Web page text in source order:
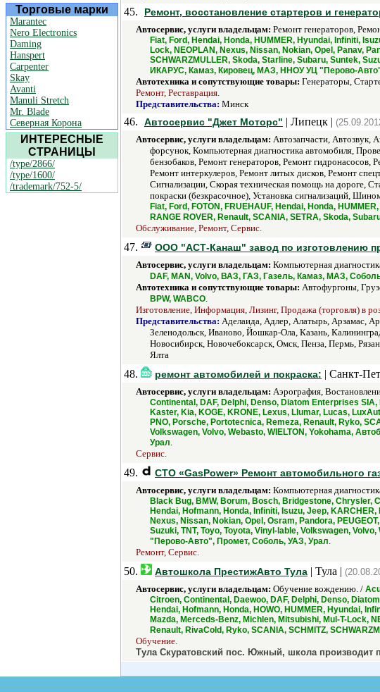
Торговые марки
Marantec
Nero Electronics
Daming
Hanspert
Carpenter
Skay
Avanti
Manuli Stretch
Mr. Blade
Северная Корона
ИНТЕРЕСНЫЕ
СТРАНИЦЫ
/type/2866/
/type/1600/
/trademark/752-5/
45. Ремонт, восстановление стартеров и
Автосервис, услуги владельцам: Ремонт генераторов,
Fiat, Ford, Hendai, Honda, HUMMER, Hyundai, Infiniti,
Lock, NEOPLAN, Nexus, Nissan, Nokian, Opel, Panav,
SCHWARZMULLER, Skoda, Starline, Subaru, Suntek,
ИКАРУС, Камаз, Кировец, МАЗ, ННОУ УЦ "Перово-
Автотехника и сопутствующие товары: Генераторы,
Ремонт, Реставрация.
Представительства: Минск
46. Автосервис "Джет Моторс" | Липецк |
Автосервис, услуги владельцам: Автозапчасти, Автозвук,
форсунок, Компьютерная диагностика автомобиля,
бензобаков, Ремонт генераторов, Ремонт гидронасосов,
Ремонт интеркулеров, Ремонт литых дисков, Ремонт
Сигнализации, Скорая техническая помощь на дороге,
покраски (безкрасочное), Установка сигнализаций,
Fiat, Ford, FOTON, FRUEHAUF, Hendai, Honda,
RANGE ROVER, Renault, SCANIA, SETRA, Skoda,
Обслуживание, Ремонт, Сервис.
47. ООО "АСТ-Канаш" завод по изготовлению
Автосервис, услуги владельцам: Компьютерная
DAF, MAN, Volvo, ВАЗ, ГАЗ, Газель, Камаз, МАЗ,
Автотехника и сопутствующие товары: Автофургоны,
BPW, WABCO.
Изготовление, Информация, Лизинг, Продажа (торговля) в
Представительства: Аделаида, Адлер, Алатырь, Арзамас,
Зеленодольск, Иваново, Йошкар-Ола, Казань,
Новосибирск, Новочебоксарск, Омск, Пенза, Пермь,
Ялта
48. ремонт автомобилей и покраска: | Санкт-
Автосервис, услуги владельцам: Аэрография,
Continental, DAF, Delphi, Denso, Diatom Enterprises
Kaster, Kia, KOGE, KRONE, Lexus, Llumar, Lucas,
PNO, Porsche, Portotecnica, Remeza, Renault, Ryko,
Volkswagen, Volvo, Webasto, WIELTON, Yokohama,
Урал.
Сервис.
49. СТО «GasPower» Ремонт автомобильного
Автосервис, услуги владельцам: Компьютерная
Black Bug, BMW, Borum, Bosch, Bridgestone, Chrysler,
Hendai, Hofmann, Honda, Infiniti, Isuzu, Jeep,
Nexus, Nissan, Nokian, Opel, Osram, Pandora,
Suzuki, TNT, Toyo, Toyota, Vinyl-lable, Volkswagen,
"Перово-Авто", Промет, Соболь, УАЗ, Урал.
Ремонт, Сервис.
50. Автошкола ПрестижАвто Тула | Тула |
Автосервис, услуги владельцам: Обучение вождению. /
Citroen, Continental, Daewoo, DAF, Delphi, Denso,
Hendai, Hofmann, Honda, HOWO, HUMMER, Hyundai,
Mazda, Merceds-Benz, Michlen, Mitsubishi, Mul-T-Lock,
Renault, RivaCold, Ryko, SCANIA, SCHMITZ,
Обучение.
Тула Скуратовский пос. Южный, школа производит